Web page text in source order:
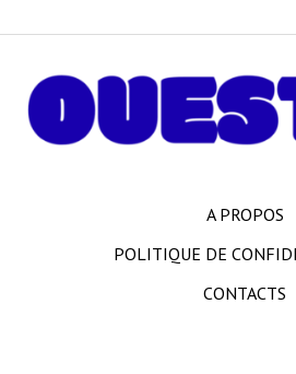
A PROPOS
POLITIQUE DE
CONTACTS